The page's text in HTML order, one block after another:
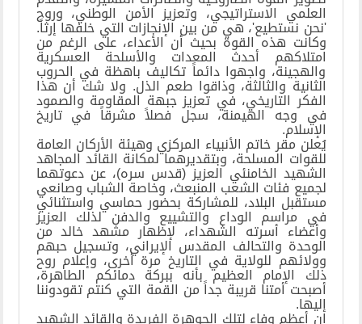
العلمي الاستراتيجي، وتعزيز الأمن الوطني، وروح
'نحن نستطيع'، هي من بين الإنجازات التي خلفها إرثاً.
وكانت هذه القوة بحيث أن الأعداء، على الرغم من
امتلاكهم أحدث المعدات والأسلحة العسكرية
والهجينة، واجهوا دائماً تكاليف باهظة في الحروب
الثانية والثالثة، وذاقوا طعم الذل. ولا شك أن هذا
الفكر التاريخي، في تعزيز جبهة المقاومة والصمود
في وجه الهيمنة، سجل فصلاً مشرقاً في تاريخ
الإسلام.
يُعلن مقر خاتم الأنبياء المركزي وهيئة الأركان العامة
للقوات المسلحة، وبتقديرهما لمكانة القائد المجاهد
الشهيد الخامنئي العزيز (قدس سره)، عن دعوتهما
لجميع فئات الشعب المنبعث، وخاصة الشباب وصانعي
مستقبل البلاد، للمشاركة بحضور حماسي واستثنائي
في مراسم الوداع والتشييع والدفن لذلك العزيز
وأعضاء أسرته الشهداء، لإظهار مشهد خالد من
الوحدة والتحالف المقدس الإيراني، وتسجيل حبهم
وولائهم للولاية في التاريخ مرة أخرى، وإعلام روح
ذلك الإمام العظيم بأنه ببركة دمائكم الطاهرة،
أصبحت أمتنا قريبة جداً من القمة التي كنتم تقودوننا
إليها.
إن أعظم وفاء لتلك الجوهرة الفريدة والقائد الشهيد